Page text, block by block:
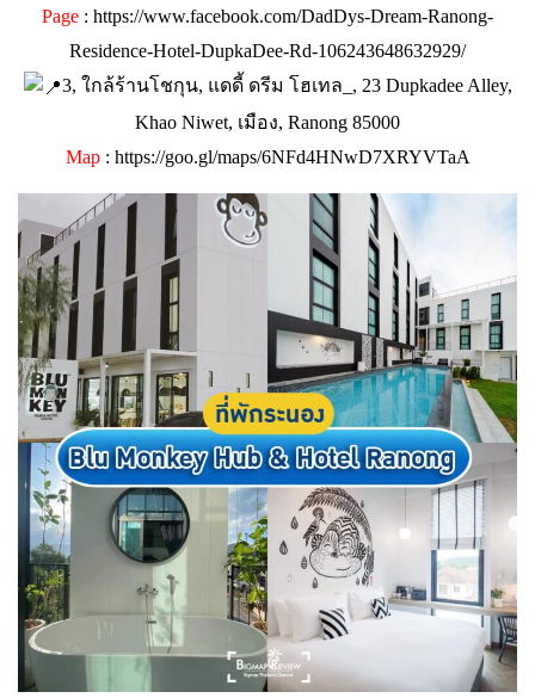
Page : https://www.facebook.com/DadDys-Dream-Ranong-
Residence-Hotel-DupkaDee-Rd-106243648632929/
3, ใกล้ร้านโชกุน, แดดี้ ดรีม โฮเทล_, 23 Dupkadee Alley,
Khao Niwet, เมือง, Ranong 85000
Map: https://goo.gl/maps/6NFd4HNwD7XRYVTaA